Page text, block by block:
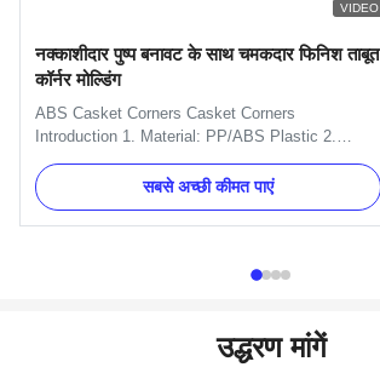
VIDEO
नक्काशीदार पुष्प बनावट के साथ चमकदार फिनिश ताबूत
कॉर्नर मोल्डिंग
ABS Casket Corners​ Casket Corners​
Introduction 1. Material: PP/ABS Plastic 2.
Available Color: silver, gold, and copper. 3.
Packing: Each PC in a polybag, then in carton.
4. More models are available. 5. ISO certificate
and OEM service available. Casket Corners
सबसे अच्छी कीमत पाएं
उद्धरण मांगें